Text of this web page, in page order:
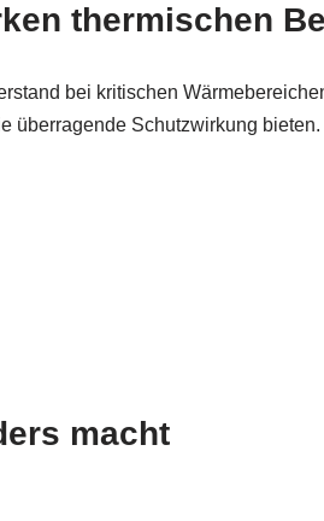
thermischen
bei kritischen
überragende Schutzwirkung bieten.
macht